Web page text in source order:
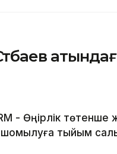
- Өңірлік төтенше
тыйым